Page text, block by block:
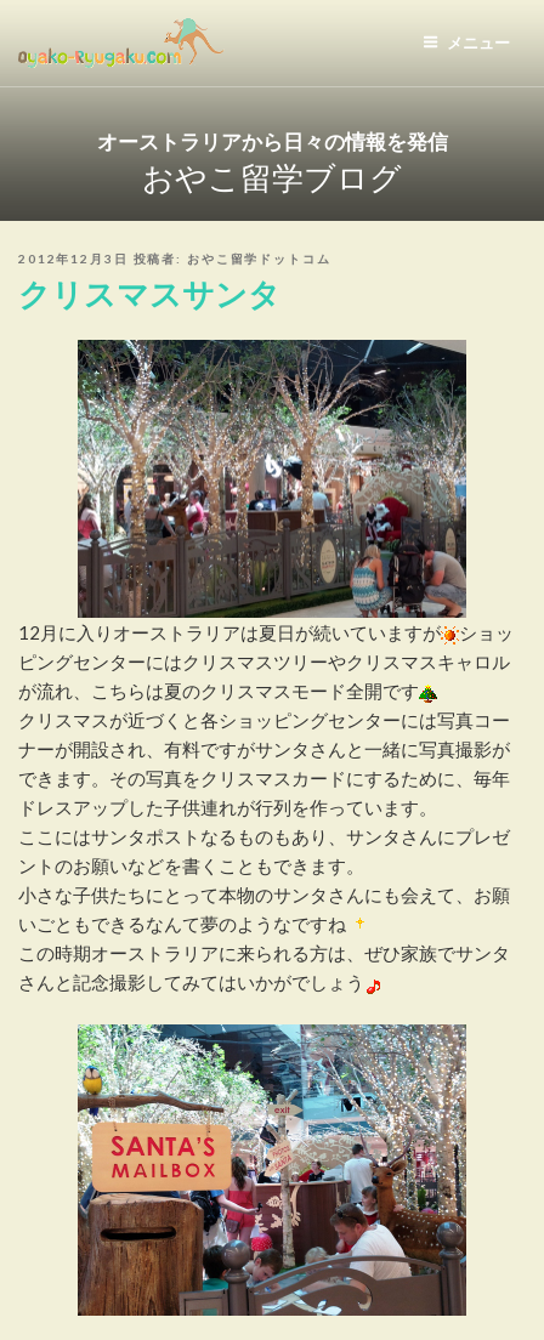
キ
おやこ留学ドットコム
メニュー
オーストラリアから日々の情報を発信
おやこ留学ブログ
投
日:
2012年12月3日 投稿者: おやこ留学ドットコム
クリスマスサンタ
12月に入りオーストラリアは夏日が続いていますが
ショッ
ピングセンターにはクリスマスツリーやクリスマスキャロル
が流れ、こちらは夏のクリスマスモード全開です
クリスマスが近づくと各ショッピングセンターには写真コー
ナーが開設され、有料ですがサンタさんと一緒に写真撮影が
できます。その写真をクリスマスカードにするために、毎年
ドレスアップした子供連れが行列を作っています。
ここにはサンタポストなるものもあり、サンタさんにプレゼ
ントのお願いなどを書くこともできます。
小さな子供たちにとって本物のサンタさんにも会えて、お願
いごともできるなんて夢のようなですね
この時期オーストラリアに来られる方は、ぜひ家族でサンタ
さんと記念撮影してみてはいかがでしょう